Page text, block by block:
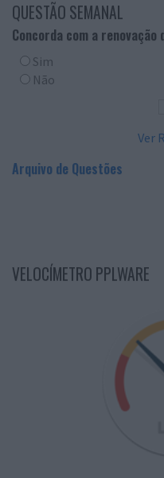
QUESTÃO SEMANAL
Concorda com a renovação
Sim
Não
Ver
Arquivo de Questões
VELOCÍMETRO PPLWARE